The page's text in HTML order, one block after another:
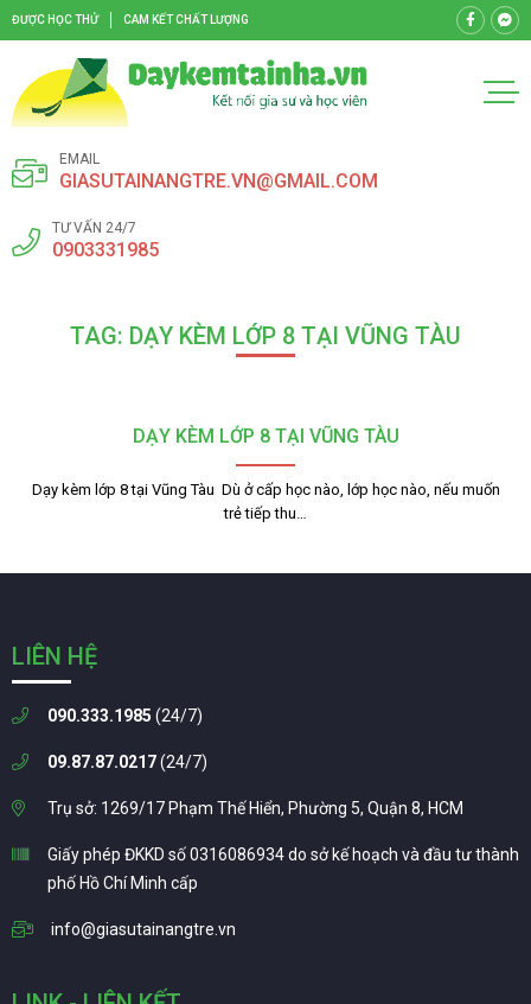
ĐƯỢC HỌC THỬ CAM KẾT CHẤT LƯỢNG
EMAIL
GIASUTAINANGTRE.VN@GMAIL.COM
TƯ VẤN 24/7
0903331985
TAG: DẠY KÈM LỚP 8 TẠI VŨNG TÀU
DẠY KÈM LỚP 8 TẠI VŨNG TÀU
Dạy kèm lớp 8 tại Vũng Tàu Dù ở cấp học nào, lớp học nào, nếu muốn
trẻ tiếp thu…
LIÊN HỆ
090.333.1985 (24/7)
09.87.87.0217(24/7)
Trụ sở: 1269/17 Phạm Thế Hiển, Phường 5, Quận 8, HCM
Giấy phép ĐKKD số 0316086934 do sở kế hoạch và đầu tư thành
phố Hồ Chí Minh cấp
info@giasutainangtre.vn